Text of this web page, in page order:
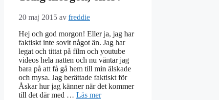
20 maj 2015 av freddie
Hej och god morgon! Eller ja, jag har
faktiskt inte sovit något än. Jag har
legat och tittat på film och youtube
videos hela natten och nu väntar jag
bara på att få gå hem till min älskade
och mysa. Jag berättade faktiskt för
Åskar hur jag känner när det kommer
till det där med … Läs mer